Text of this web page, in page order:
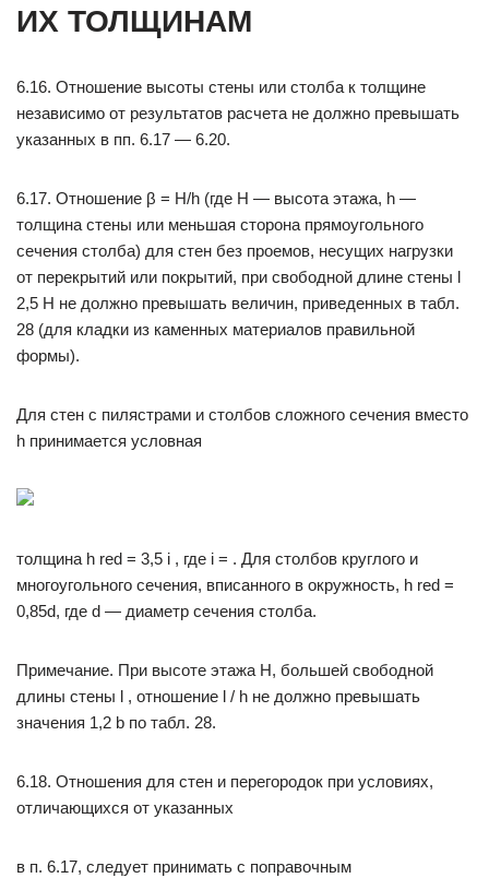
ИХ ТОЛЩИНАМ
6.16. Отношение высоты стены или столба к толщине
независимо от результатов расчета не должно превышать
указанных в пп. 6.17 — 6.20.
6.17. Отношение β = H/h (где Н — высота этажа, h —
толщина стены или меньшая сторона прямоугольного
сечения столба) для стен без проемов, несущих нагрузки
от перекрытий или покрытий, при свободной длине стены l
2,5 H не должно превышать величин, приведенных в табл.
28 (для кладки из каменных материалов правильной
формы).
Для стен с пилястрами и столбов сложного сечения вместо
h принимается условная
толщина h red = 3,5 i , где i = . Для столбов круглого и
многоугольного сечения, вписанного в окружность, h red =
0,85d, где d — диаметр сечения столба.
Примечание. При высоте этажа Н, большей свободной
длины стены l , отношение l / h не должно превышать
значения 1,2 b по табл. 28.
6.18. Отношения для стен и перегородок при условиях,
отличающихся от указанных
в п. 6.17, следует принимать с поправочным